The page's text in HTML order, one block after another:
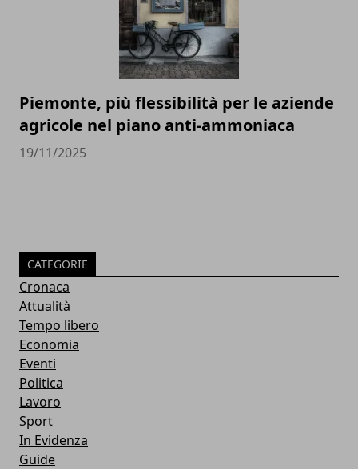
Piemonte, più flessibilità per le aziende
agricole nel piano anti-ammoniaca
19/11/2025
CATEGORIE
Cronaca
Attualità
Tempo libero
Economia
Eventi
Politica
Lavoro
Sport
In Evidenza
Guide